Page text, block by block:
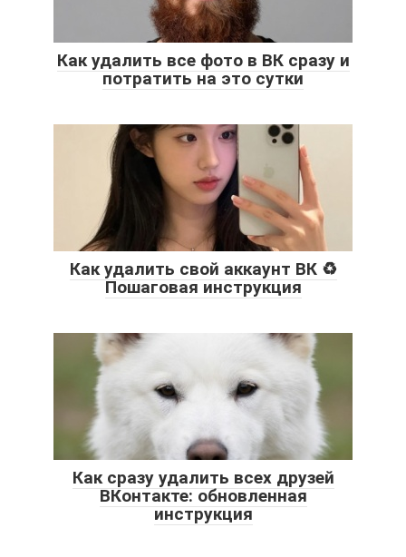
Как удалить все фото в ВК сразу и
потратить на это сутки
Как удалить свой аккаунт ВК ♻️
Пошаговая инструкция
Как сразу удалить всех друзей
ВКонтакте: обновленная
инструкция